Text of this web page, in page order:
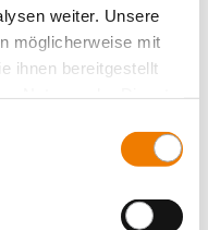
weiter. Unsere
möglicherweise mit
ihnen bereitgestellt